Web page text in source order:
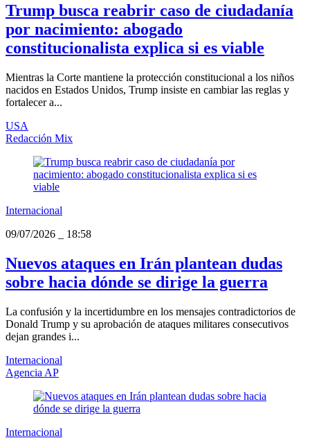
Trump busca reabrir caso de ciudadanía
por nacimiento: abogado
constitucionalista explica si es viable
Mientras la Corte mantiene la protección constitucional a los niños
nacidos en Estados Unidos, Trump insiste en cambiar las reglas y
fortalecer a...
USA
Redacción Mix
Internacional
09/07/2026
18:58
Nuevos ataques en Irán plantean dudas
sobre hacia dónde se dirige la guerra
La confusión y la incertidumbre en los mensajes contradictorios de
Donald Trump y su aprobación de ataques militares consecutivos
dejan grandes i...
Internacional
Agencia AP
Internacional